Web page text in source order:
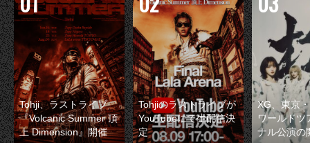
Tohji、ラストライブ
『Volcanic Summer 頂
上 Dimension』開催
Tohjiのラストライブが
YouTubeにて生配信決
定
XG、東京
ワールドツ
ナル公演の